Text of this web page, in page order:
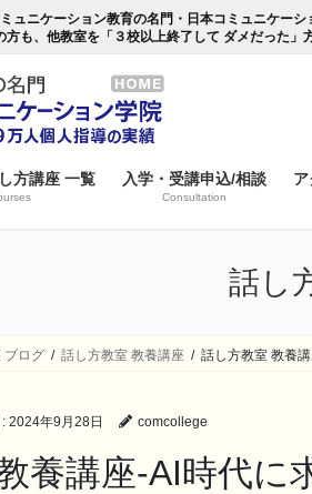
ュニケーション教育の名門・日本コミュニケー
も、他教室を「３校以上終了して ダメだった」
方講座 一覧 入学・受講申込/相談
Consultation
話し
ブログ 話し方教室 教養講座 話し方教室 教養
2024年9月28日 comcollege
養講座-AI時代に